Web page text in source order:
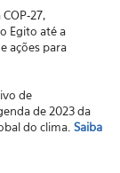
27,
Egito até a
ações para
de
de 2023 da
do clima. Saiba